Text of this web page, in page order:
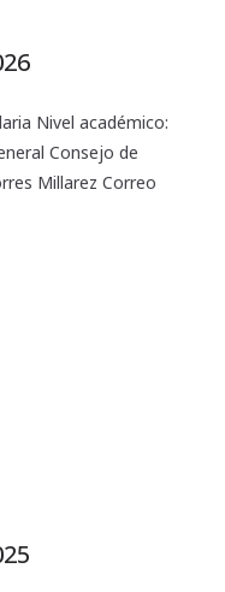
Nivel académico:
Consejo de
Millarez Correo